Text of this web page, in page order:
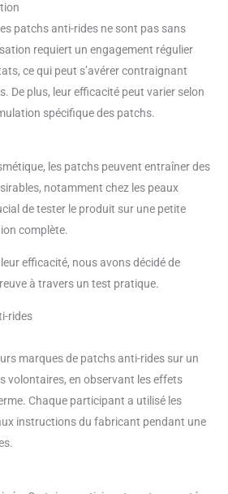
patchs anti-rides ne sont pas sans
requiert un engagement régulier
ce qui peut s’avérer contraignant
De plus, leur efficacité peut varier selon
spécifique des patchs.
les patchs peuvent entraîner des
notamment chez les peaux
de tester le produit sur une petite
complète.
efficacité, nous avons décidé de
à travers un test pratique.
rides
marques de patchs anti-rides sur un
volontaires, en observant les effets
Chaque participant a utilisé les
instructions du fabricant pendant une